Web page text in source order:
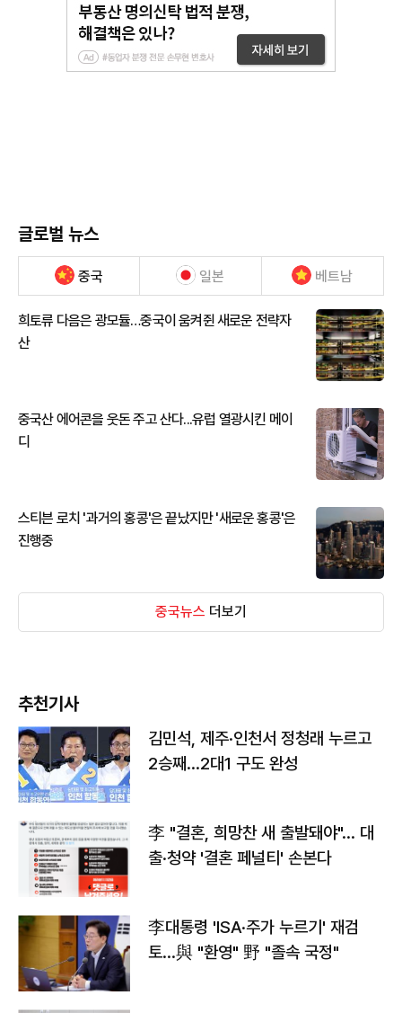
글로벌 뉴스
중국 일본 베트남
희토류 다음은 광모듈…중국이 움켜쥔 새로운 전략자
산
중국산 에어콘을 웃돈 주고 산다...유럽 열광시킨 메이
디
스티븐 로치 '과거의 홍콩'은 끝났지만 '새로운 홍콩'은
진행중
중국뉴스 더보기
추천기사
김민석, 제주·인천서 정청래 누르고
2승째…2대1 구도 완성
李 "결혼, 희망찬 새 출발돼야"… 대
출·청약 '결혼 페널티' 손본다
李대통령 'ISA·주가 누르기' 재검
토…與 "환영" 野 "졸속 국정"